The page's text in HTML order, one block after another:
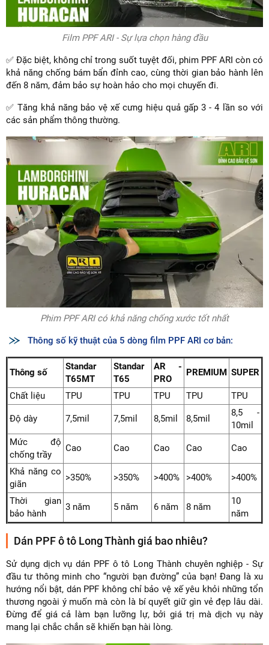
Film PPF ARI - Sự lựa chọn hàng đầu
✅ Đặc biệt, không chỉ trong suốt tuyệt đối, phim PPF ARI còn có
khả năng chống bám bẩn đỉnh cao, cùng thời gian bảo hành lên
đến 8 năm, đảm bảo sự hoàn hảo cho mọi chuyến đi.
✅ Tăng khả năng bảo vệ xế cưng hiệu quả gấp 3 - 4 lần so với
các sản phẩm thông thường.
Phim PPF ARI có khả năng chống xước tốt nhất
Thông số kỹ thuật của 5 dòng film PPF ARI cơ bản:
Thông số
Standar
T65MT
Standar
T65
AR -
PRO
PREMIUM SUPER
Chất liệu TPU TPU TPU TPU TPU
Độ dày 7,5mil 7,5mil 8,5mil 8,5mil
8,5 -
10mil
Mức độ
chống trầy
Cao Cao Cao Cao Cao
Khả năng co
giãn
>350% >350% >400% >400% >400%
Thời gian
bảo hành
3 năm 5 năm 6 năm 8 năm
10
năm
Dán PPF ô tô Long Thành giá bao nhiêu?
Sử dụng dịch vụ dán PPF ô tô Long Thành chuyên nghiệp - Sự
đầu tư thông minh cho “người bạn đường” của bạn! Đang là xu
hướng nổi bật, dán PPF không chỉ bảo vệ xế yêu khỏi những tổn
thương ngoài ý muốn mà còn là bí quyết giữ gìn vẻ đẹp lâu dài.
Đừng để giá cả làm bạn lưỡng lự, bởi giá trị mà dịch vụ này
mang lại chắc chắn sẽ khiến bạn hài lòng.